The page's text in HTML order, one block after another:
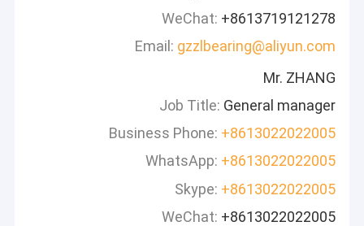
WeChat: +8613719121278
Email: gzzlbearing@aliyun.com
Mr. ZHANG
Job Title: General manager
Business Phone: +8613022022005
WhatsApp: +8613022022005
Skype: +8613022022005
WeChat: +8613022022005